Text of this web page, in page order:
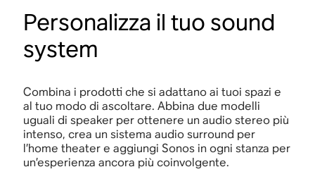
Personalizza il tuo sound
system
Combina i prodotti che si adattano ai tuoi spazi e
al tuo modo di ascoltare. Abbina due modelli
uguali di speaker per ottenere un audio stereo più
intenso, crea un sistema audio surround per
l’home theater e aggiungi Sonos in ogni stanza per
un’esperienza ancora più coinvolgente.